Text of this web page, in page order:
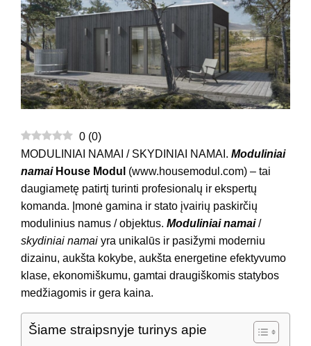
0 (0)
MODULINIAI NAMAI / SKYDINIAI NAMAI. Moduliniai
namaiHouse Modul (www.housemodul.com) – tai
daugiametę patirtį turinti profesionalų ir ekspertų
komanda. Įmonė gamina ir stato įvairių paskirčių
modulinius namus / objektus. Moduliniai namai/
skydiniai namai yra unikalūs ir pasižymi moderniu
dizainu, aukšta kokybe, aukšta energetine efektyvumo
klase, ekonomiškumu, gamtai draugiškomis statybos
medžiagomis ir gera kaina.
Šiame straipsnyje turinys apie